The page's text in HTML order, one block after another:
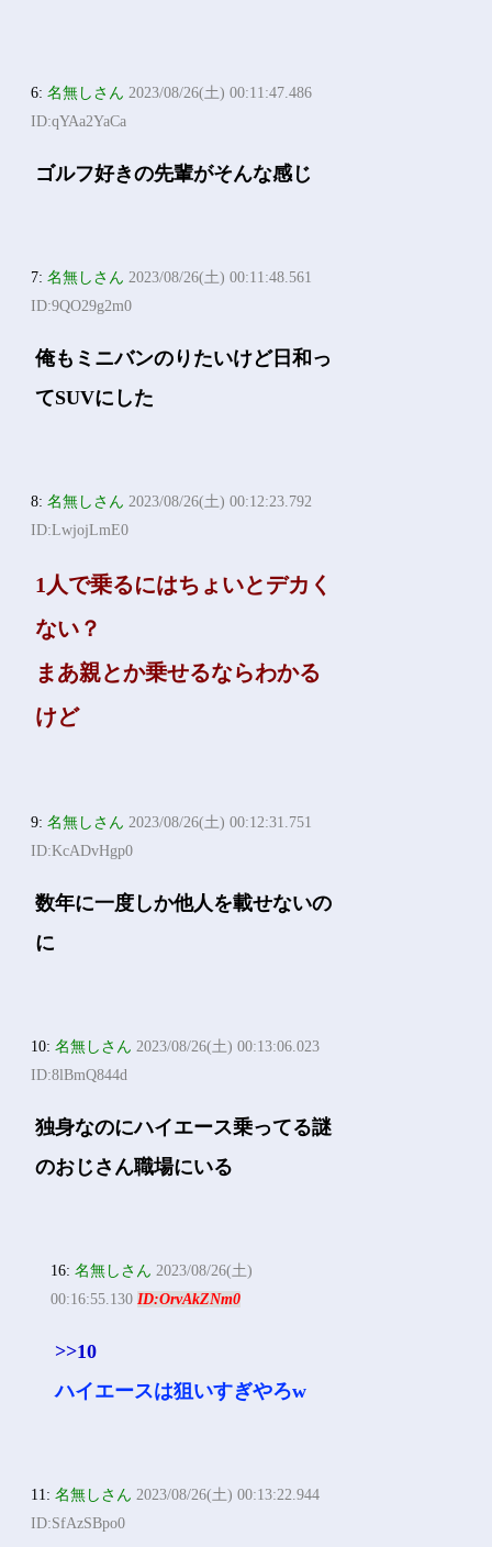
6:名無しさん 2023/08/26(土) 00:11:47.486
ID:qYAa2YaCa
ゴルフ好きの先輩がそんな感じ
7:名無しさん 2023/08/26(土) 00:11:48.561
ID:9QO29g2m0
俺もミニバンのりたいけど日和っ
てSUVにした
8:名無しさん 2023/08/26(土) 00:12:23.792
ID:LwjojLmE0
1人で乗るにはちょいとデカく
ない？
まあ親とか乗せるならわかる
けど
9:名無しさん 2023/08/26(土) 00:12:31.751
ID:KcADvHgp0
数年に一度しか他人を載せないの
に
10:名無しさん 2023/08/26(土) 00:13:06.023
ID:8lBmQ844d
独身なのにハイエース乗ってる謎
のおじさん職場にいる
16:名無しさん 2023/08/26(土)
00:16:55.130ID:OrvAkZNm0
>>10
ハイエースは狙いすぎやろw
11:名無しさん 2023/08/26(土) 00:13:22.944
ID:SfAzSBpo0